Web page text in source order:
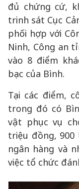
đủ chứng cứ,
trinh sát Cục
phối hợp với
Ninh, Công an
vào 8 điểm
bạc của Bình.
Tại các điểm,
trong đó có
vật phục vụ
triệu đồng, 900
ngân hàng và
việc tổ chức